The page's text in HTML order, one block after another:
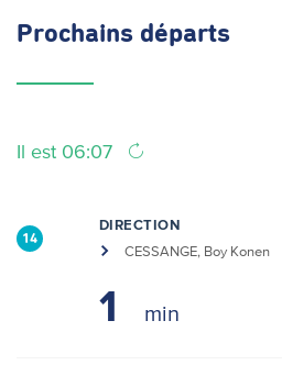
Prochains départs
Il est 06:07
14
DIRECTION
CESSANGE, Boy Konen
1